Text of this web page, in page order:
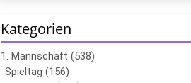
Kategorien
1. Mannschaft (538)
Spieltag (156)